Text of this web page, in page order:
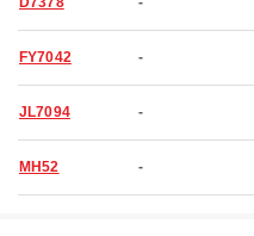
FY7042 -
JL7094 -
MH52 -